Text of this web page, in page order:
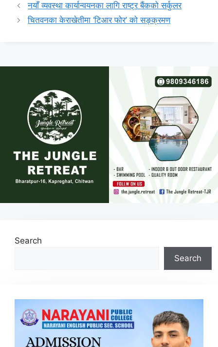
नयाँ व्यवस्था कार्यान्वयनका लागि राष्ट्र बैंकको सर्कुलर
चितवनका केराखेतीमा ‘टिआर फोर’ को सङ्क्रमण
Search
Search